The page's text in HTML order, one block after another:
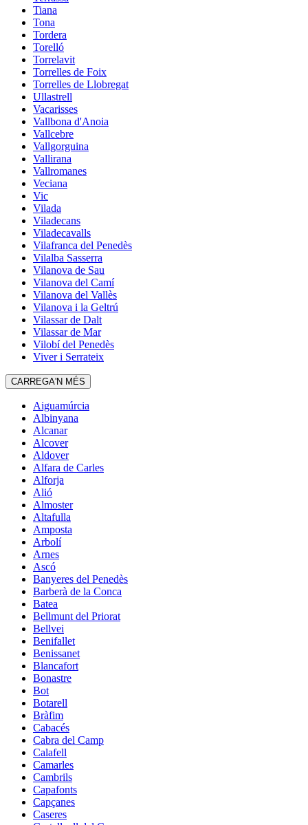
Tiana
Tona
Tordera
Torelló
Torrelavit
Torrelles de Foix
Torrelles de Llobregat
Ullastrell
Vacarisses
Vallbona d'Anoia
Vallcebre
Vallgorguina
Vallirana
Vallromanes
Veciana
Vic
Vilada
Viladecans
Viladecavalls
Vilafranca del Penedès
Vilalba Sasserra
Vilanova de Sau
Vilanova del Camí
Vilanova del Vallès
Vilanova i la Geltrú
Vilassar de Dalt
Vilassar de Mar
Vilobí del Penedès
Viver i Serrateix
CARREGA'N MÉS
Aiguamúrcia
Albinyana
Alcanar
Alcover
Aldover
Alfara de Carles
Alforja
Alió
Almoster
Altafulla
Amposta
Arbolí
Arnes
Ascó
Banyeres del Penedès
Barberà de la Conca
Batea
Bellmunt del Priorat
Bellvei
Benifallet
Benissanet
Blancafort
Bonastre
Bot
Botarell
Bràfim
Cabacés
Cabra del Camp
Calafell
Camarles
Cambrils
Capafonts
Capçanes
Caseres